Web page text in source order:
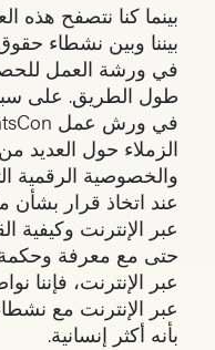
بينما كنا نتصفح هذه
بيننا وبين نشطاء
في ورشة العمل
طول الطريق. على
الزملاء حول العديد
والخصوصية الرقمية
عند اتخاذ قرار بشأن
عبر الإنترنت وكيفية
حتى مع معرفة وحكمة
عبر الإنترنت، فإننا
عبر الإنترنت مع
بأنه أكثر إنسانية.